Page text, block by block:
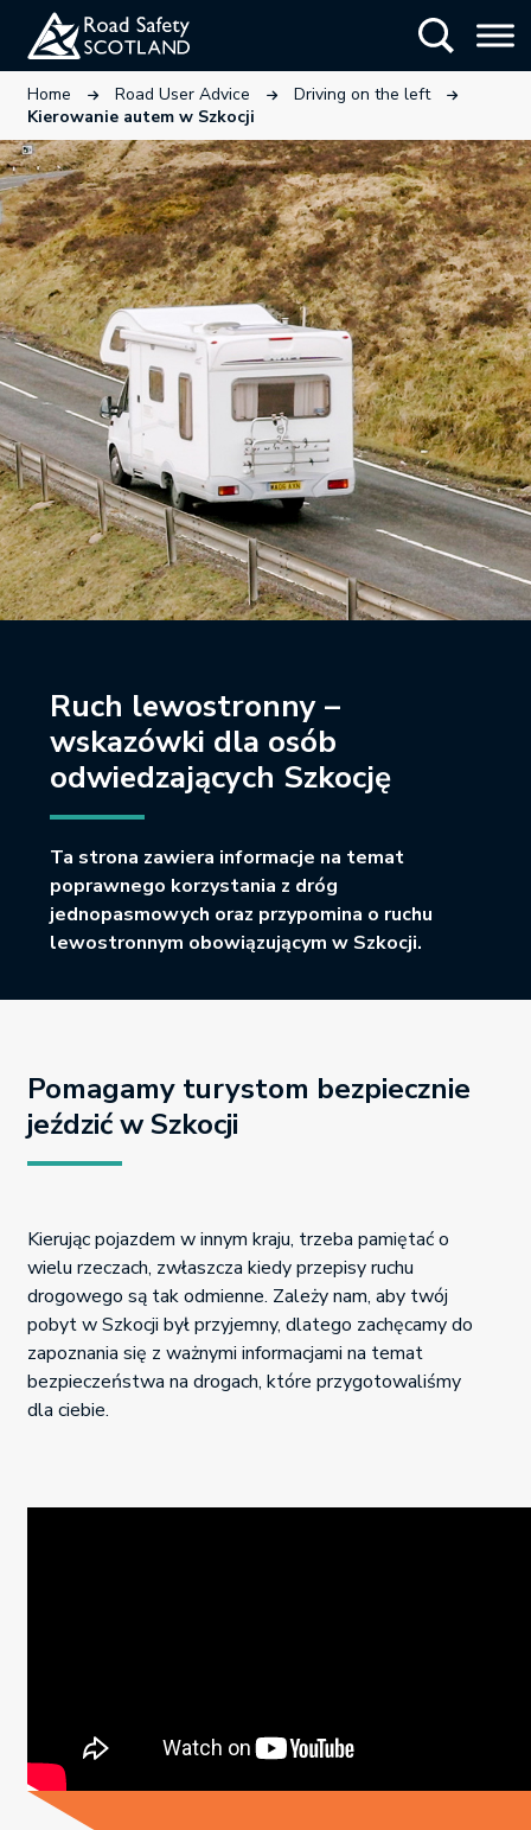
Skip
main
content
Show
Home This link will open in a new tab.
Road User Advice This link will open in a new tab.
Driving on the leftThis link will
Kierowanie autem w Szkocji
Ruch lewostronny –
wskazówki dla osób
odwiedzających Szkocję
Ta strona zawiera informacje na temat
poprawnego korzystania z dróg
jednopasmowych oraz przypomina o ruchu
lewostronnym obowiązującym w Szkocji.
Pomagamy turystom bezpiecznie
jeździć w Szkocji
Kierując pojazdem w innym kraju, trzeba pamiętać o
wielu rzeczach, zwłaszcza kiedy przepisy ruchu
drogowego są tak odmienne. Zależy nam, aby twój
pobyt w Szkocji był przyjemny, dlatego zachęcamy do
zapoznania się z ważnymi informacjami na temat
bezpieczeństwa na drogach, które przygotowaliśmy
dla ciebie.